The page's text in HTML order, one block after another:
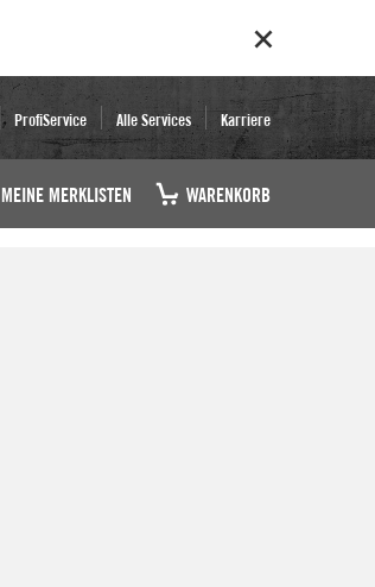
ProfiService Alle Services Karriere
MEINE MERKLISTEN WARENKORB